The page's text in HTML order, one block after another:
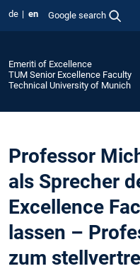
de en Google search
Emeriti of Excellence
TUM Senior Excellence Faculty
Technical University of Munich
Professor
als Sprecher
Excellence
lassen –
zum